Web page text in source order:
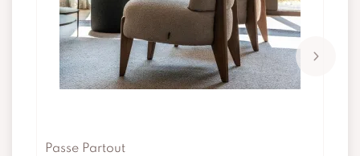
Passe Partout